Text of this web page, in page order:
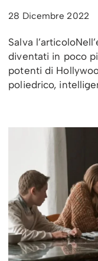
28 Dicembre 2022
Salva
diventati in poco
potenti di
poliedrico,